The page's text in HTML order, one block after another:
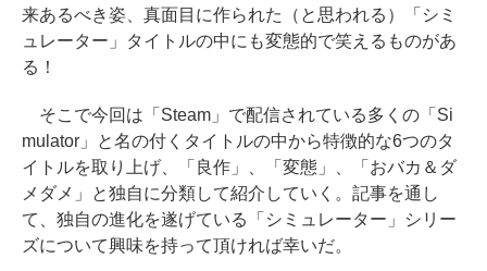
来あるべき姿、真面目に作られた（と思われる）「シミ
ュレーター」タイトルの中にも変態的で笑えるものがあ
る！
そこで今回は「Steam」で配信されている多くの「Si
mulator」と名の付くタイトルの中から特徴的な6つのタ
イトルを取り上げ、「良作」、「変態」、「おバカ＆ダ
メダメ」と独自に分類して紹介していく。記事を通し
て、独自の進化を遂げている「シミュレーター」シリー
ズについて興味を持って頂ければ幸いだ。